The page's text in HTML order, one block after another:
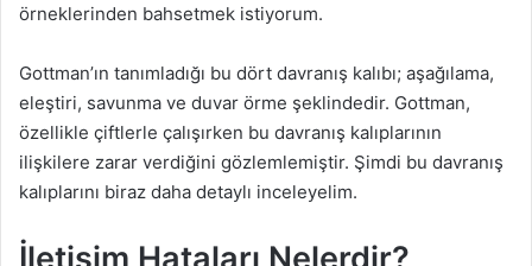
k
örneklerinden bahsetmek istiyorum.
Gottman’ın tanımladığı bu dört davranış kalıbı; aşağılama,
eleştiri, savunma ve duvar örme şeklindedir. Gottman,
özellikle çiftlerle çalışırken bu davranış kalıplarının
ilişkilere zarar verdiğini gözlemlemiştir. Şimdi bu davranış
kalıplarını biraz daha detaylı inceleyelim.
İletişim Hataları Nelerdir?